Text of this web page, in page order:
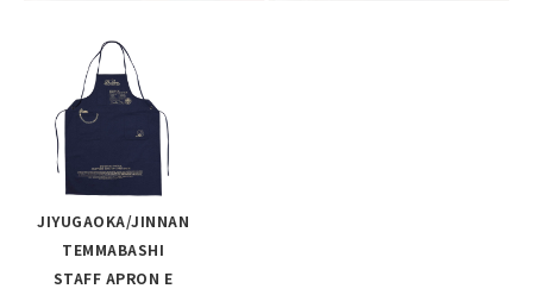
JIYUGAOKA/JINNAN
TEMMABASHI
STAFF APRON E